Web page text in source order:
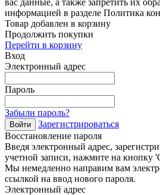
информацией в разделе Политика
Товар добавлен в корзину
Продолжить покупки
Перейти в корзину
Вход
Электронный адрес
Пароль
Забыли пароль?
Войти
Зарегистрироваться
Восстановление пароля
Введя электронный адрес,
учетной записи, нажмите на кнопку
Мы немедленно направим вам
ссылкой на ввод нового пароля.
Электронный адрес